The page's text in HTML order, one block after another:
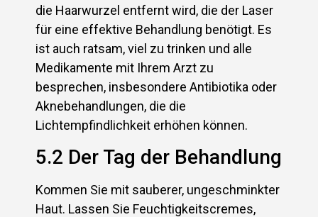
die Haarwurzel entfernt wird, die der Laser
für eine effektive Behandlung benötigt. Es
ist auch ratsam, viel zu trinken und alle
Medikamente mit Ihrem Arzt zu
besprechen, insbesondere Antibiotika oder
Aknebehandlungen, die die
Lichtempfindlichkeit erhöhen können.
5.2 Der Tag der Behandlung
Kommen Sie mit sauberer, ungeschminkter
Haut. Lassen Sie Feuchtigkeitscremes,